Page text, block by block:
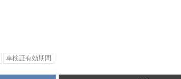
車検証有効期間